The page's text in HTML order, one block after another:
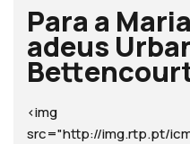
Para a
adeus
<img
src="http://img.rtp.pt/